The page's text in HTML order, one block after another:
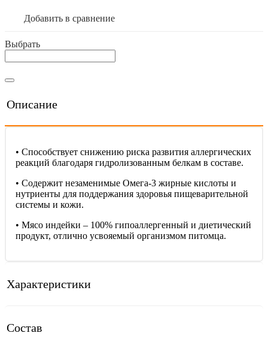
Добавить в сравнение
Выбрать
Описание
• Способствует снижению риска развития аллергических
реакций благодаря гидролизованным белкам в составе.
• Содержит незаменимые Омега-3 жирные кислоты и
нутриенты для поддержания здоровья пищеварительной
системы и кожи.
• Мясо индейки – 100% гипоаллергенный и диетический
продукт, отлично усвояемый организмом питомца.
Характеристики
Состав